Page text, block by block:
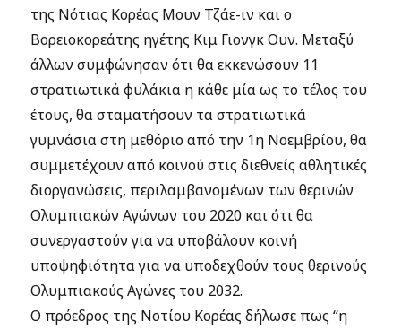
της Νότιας Κορέας Μουν Τζάε-ιν και ο
Βορειοκορεάτης ηγέτης Κιμ Γιονγκ Ουν. Μεταξύ
άλλων συμφώνησαν ότι θα εκκενώσουν 11
στρατιωτικά φυλάκια η κάθε μία ως το τέλος του
έτους, θα σταματήσουν τα στρατιωτικά
γυμνάσια στη μεθόριο από την 1η Νοεμβρίου, θα
συμμετέχουν από κοινού στις διεθνείς αθλητικές
διοργανώσεις, περιλαμβανομένων των θερινών
Ολυμπιακών Αγώνων του 2020 και ότι θα
συνεργαστούν για να υποβάλουν κοινή
υποψηφιότητα για να υποδεχθούν τους θερινούς
Ολυμπιακούς Αγώνες του 2032.
Ο πρόεδρος της Νοτίου Κορέας δήλωσε πως “η